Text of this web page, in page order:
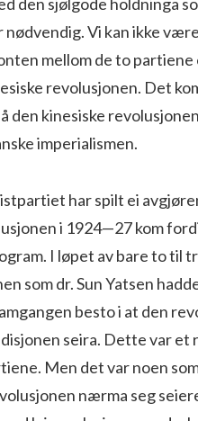
Vi kan ikke
mellom de to
revolusjonen. Det
kinesiske
imperialismen.
har spilt ei
i 1924—27 kom
I løpet av bare to til
som dr. Sun Yatsen
besto i at den
seira. Dette var et
Men det var noen
nærma seg